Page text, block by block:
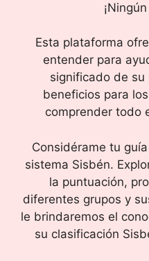
Esta plataforma
entender para
significado de su
beneficios para
comprender todo
Considérame tu
sistema Sisbén.
la puntuación,
diferentes grupos y
le brindaremos el
su clasificación